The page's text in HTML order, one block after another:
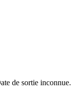
de sortie inconnue.